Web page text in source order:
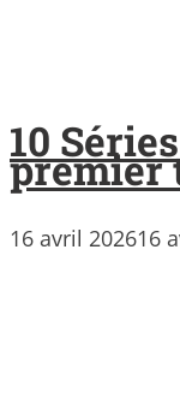
10
premier
16 avril 202616